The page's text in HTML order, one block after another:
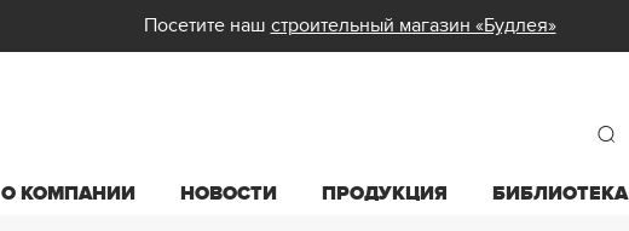
Посетите наш строительный магазин «Будлея»
О КОМПАНИИ НОВОСТИ ПРОДУКЦИЯ БИБЛИОТЕКА